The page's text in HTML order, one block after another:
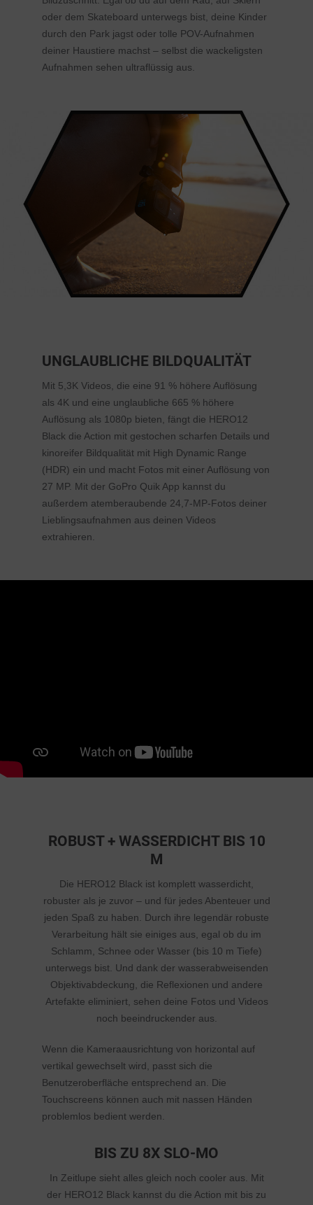
oder dem Skateboard unterwegs bist, deine Kinder
durch den Park jagst oder tolle POV-Aufnahmen
deiner Haustiere machst – selbst die wackeligsten
Aufnahmen sehen ultraflüssig aus.
UNGLAUBLICHE BILDQUALITÄT
Mit 5,3K Videos, die eine 91 % höhere Auflösung
als 4K und eine unglaubliche 665 % höhere
Auflösung als 1080p bieten, fängt die HERO12
Black die Action mit gestochen scharfen Details und
kinoreifer Bildqualität mit High Dynamic Range
(HDR) ein und macht Fotos mit einer Auflösung von
27 MP. Mit der GoPro Quik App kannst du
außerdem atemberaubende 24,7-MP-Fotos deiner
Lieblingsaufnahmen aus deinen Videos
extrahieren.
ROBUST + WASSERDICHT BIS 10
M
Die HERO12 Black ist komplett wasserdicht,
robuster als je zuvor – und für jedes Abenteuer und
jeden Spaß zu haben. Durch ihre legendär robuste
Verarbeitung hält sie einiges aus, egal ob du im
Schlamm, Schnee oder Wasser (bis 10 m Tiefe)
unterwegs bist. Und dank der wasserabweisenden
Objektivabdeckung, die Reflexionen und andere
Artefakte eliminiert, sehen deine Fotos und Videos
noch beeindruckender aus.
Wenn die Kameraausrichtung von horizontal auf
vertikal gewechselt wird, passt sich die
Benutzeroberfläche entsprechend an. Die
Touchscreens können auch mit nassen Händen
problemlos bedient werden.
BIS ZU 8X SLO-MO
In Zeitlupe sieht alles gleich noch cooler aus. Mit
der HERO12 Black kannst du die Action mit bis zu